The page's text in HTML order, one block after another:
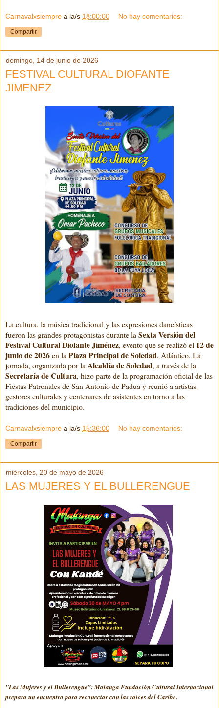
Carnavalxsiempre a la/s 18:00:00 No hay comentarios:
Compartir
domingo, 14 de junio de 2026
FESTIVAL CULTURAL DIOFANTE
JIMENEZ
La cultura, la música tradicional y las expresiones dancísticas
fueron las grandes protagonistas durante laSexta Versión del
Festival Cultural Diofante Jiménez, evento que se realizó el 12 de
junio de 2026en laPlaza Principal de Soledad, Atlántico. La
jornada, organizada por laAlcaldía de Soledad, a través de la
Secretaría de Cultura, hizo parte de la programación oficial de las
Fiestas Patronales de San Antonio de Padua y reunió a artistas,
gestores culturales y centenares de asistentes en torno a las
tradiciones del municipio.
Carnavalxsiempre a la/s 15:36:00 No hay comentarios:
Compartir
miércoles, 20 de mayo de 2026
LAS MUJERES Y EL BULLERENGUE
"Las Mujeres y el Bullerengue”: Malanga Fundación Cultural Internacional
prepara un encuentro para reconectar con las raíces del Caribe.